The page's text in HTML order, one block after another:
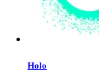
Holo